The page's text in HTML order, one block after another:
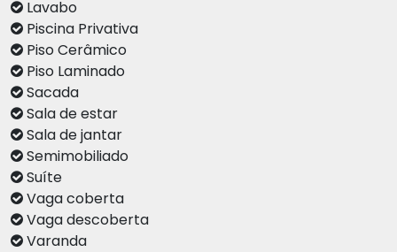
Lavabo
Piscina Privativa
Piso Cerâmico
Piso Laminado
Sacada
Sala de estar
Sala de jantar
Semimobiliado
Suíte
Vaga coberta
Vaga descoberta
Varanda